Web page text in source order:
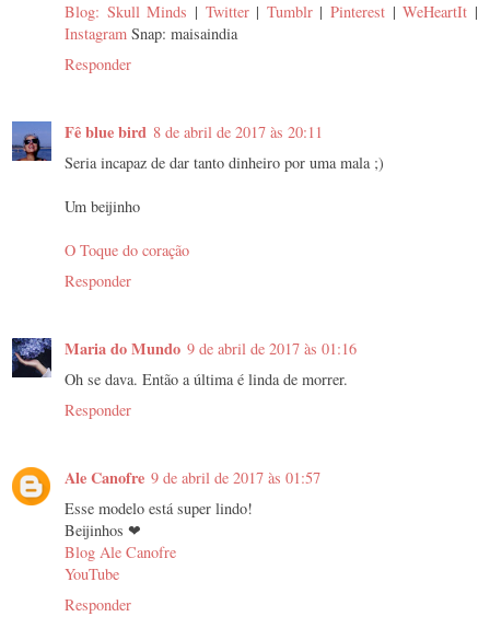
Blog: Skull Minds | Twitter| Tumblr|Pinterest |WeHeartIt |
Instagram Snap: maisaindia
Responder
Fê blue bird 8 de abril de 2017 às 20:11
Seria incapaz de dar tanto dinheiro por uma mala ;)
Um beijinho
O Toque do coração
Responder
Maria do Mundo 9 de abril de 2017 às 01:16
Oh se dava. Então a última é linda de morrer.
Responder
Ale Canofre 9 de abril de 2017 às 01:57
Esse modelo está super lindo!
Beijinhos ❤
Blog Ale Canofre
YouTube
Responder